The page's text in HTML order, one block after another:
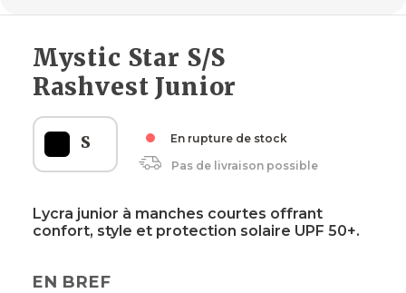
Mystic Star S/S
Rashvest Junior
S
En rupture de stock
Pas de livraison possible
Lycra junior à manches courtes offrant
confort, style et protection solaire UPF 50+.
EN BREF